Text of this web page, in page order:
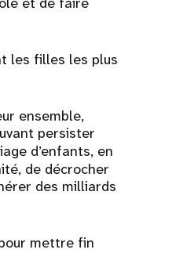
les filles les plus
ensemble,
persister
d’enfants, en
de décrocher
des milliards
mettre fin